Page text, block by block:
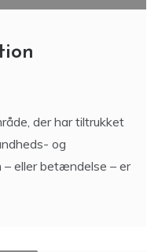
der har tiltrukket
og
eller betændelse – er